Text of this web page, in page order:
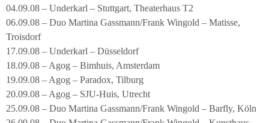
04.09.08 – Underkarl – Stuttgart, Theaterhaus T2
06.09.08 – Duo Martina Gassmann/Frank Wingold – Matisse,
Troisdorf
17.09.08 – Underkarl – Düsseldorf
18.09.08 – Agog – Bimhuis, Amsterdam
19.09.08 – Agog – Paradox, Tilburg
20.09.08 – Agog – SJU-Huis, Utrecht
25.09.08 – Duo Martina Gassmann/Frank Wingold – Barfly, Köln